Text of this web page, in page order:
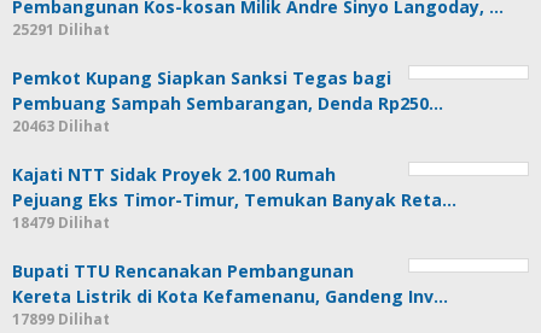
Pembangunan Kos-kosan Milik Andre Sinyo Langoday, …
25291 Dilihat
Pemkot Kupang Siapkan Sanksi Tegas bagi
Pembuang Sampah Sembarangan, Denda Rp250…
20463 Dilihat
Kajati NTT Sidak Proyek 2.100 Rumah
Pejuang Eks Timor-Timur, Temukan Banyak Reta…
18479 Dilihat
Bupati TTU Rencanakan Pembangunan
Kereta Listrik di Kota Kefamenanu, Gandeng Inv…
17899 Dilihat